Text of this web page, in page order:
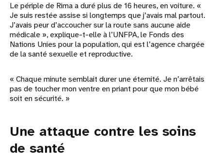
Le périple de Rima a duré plus de 16 heures, en voiture. «
Je suis restée assise si longtemps que j’avais mal partout.
J’avais peur d’accoucher sur la route sans aucune aide
médicale », explique-t-elle à l’UNFPA, le Fonds des
Nations Unies pour la population, qui est l’agence chargée
de la santé sexuelle et reproductive.
« Chaque minute semblait durer une éternité. Je n’arrêtais
pas de toucher mon ventre en priant pour que mon bébé
soit en sécurité. »
Une attaque contre les soins
de santé